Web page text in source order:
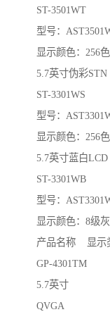
ST-3501WT
型号：
显示颜色：256
5.7英寸伪彩STN
ST-3301WS
型号：
显示颜色：256
5.7英寸蓝白LCD
ST-3301WB
型号：
显示颜色：8级
产品名称 显
GP-4301TM
5.7英寸
QVGA